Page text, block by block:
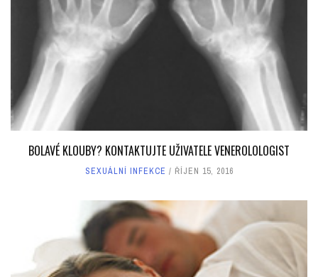
BOLAVÉ KLOUBY? KONTAKTUJTE UŽIVATELE VENEROLOLOGIST
SEXUÁLNÍ INFEKCE ŘÍJEN 15, 2016